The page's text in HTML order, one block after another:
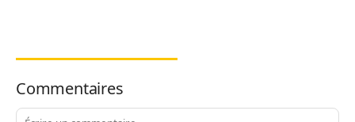
Commentaires